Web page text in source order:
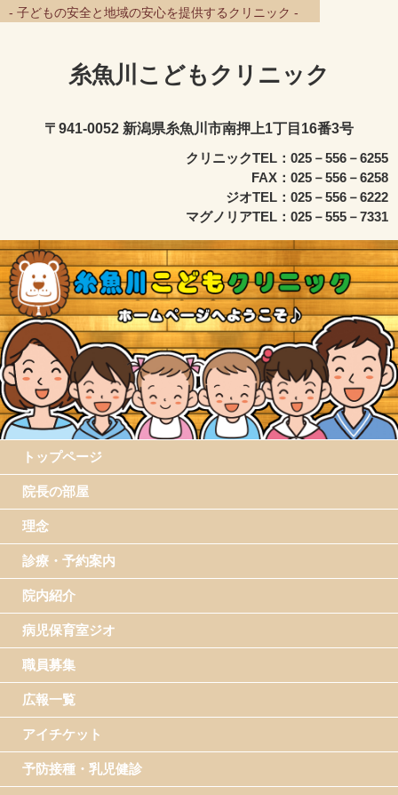
- 子どもの安全と地域の安心を提供するクリニック -
糸魚川こどもクリニック
〒941-0052 新潟県糸魚川市南押上1丁目16番3号
クリニックTEL：025－556－6255
FAX：025－556－6258
ジオTEL：025－556－6222
マグノリアTEL：025－555－7331
トップページ
院長の部屋
理念
診療・予約案内
院内紹介
病児保育室ジオ
職員募集
広報一覧
アイチケット
予防接種・乳児健診